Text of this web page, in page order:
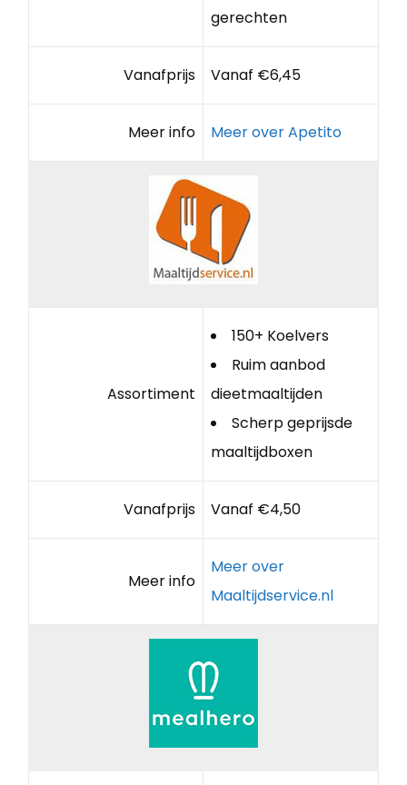
gerechten
Vanafprijs Vanaf €6,45
Meer info Meer over Apetito
Assortiment
150+ Koelvers
Ruim aanbod
dieetmaaltijden
Scherp geprijsde
maaltijdboxen
Vanafprijs Vanaf €4,50
Meer info
Meer over
Maaltijdservice.nl